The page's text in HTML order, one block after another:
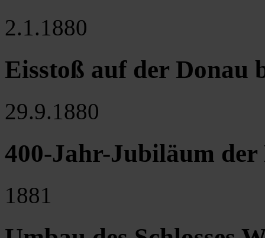
2.1.1880
Eisstoß auf der Donau
29.9.1880
400-Jahr-Jubiläum
1881